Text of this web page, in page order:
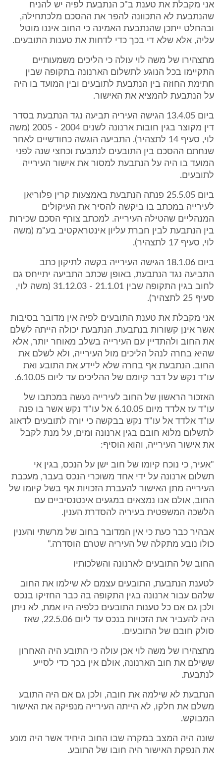
אני מקבלת את טענת ב"כ הנתבעת לפיה יש להניח
שהנתבעת לא התכוונה להפר את ההסכם מלכתחילה,
ובהחלט ייתכן שהנתבעת האמינה כי החוב איננו מוטל
עליה, אלא שלא די בכך כדי לדחות את טענות התובעים.
מתצהירו של משה לוי עולה כי הליכים משמעותיים
התקיימו בכל הנוגע לתשלום הארנונה בתקופה שבין
חתימת החוזה בין הנתבעת לתובעים ובין המועד בו היה
על הנתבעת להמציא את האישור.
ביום 13.4.05 הגישה העיריה תביעה נגד הנתבעת בסדר
דין מקוצר בגין חובות ארנונה לשנים 2004 - 2005 (משה
לוי, סעיף 14 לתצהיר). התביעה הוגשה כחודשיים לאחר
שנחתם ההסכם בין התובעים לנתבעת וכחצי שנה לפני
המועד בו היה על הנתבעת למסור את אישור העירייה
לתובעים.
ביום 25.5.05 פנתה הנתבעת באמצעות קרין פלוריאן
לעירייה במכתב בו ביקשה להסיר את העיקולים
המנהליים שהטילה העירייה. למכתב צורף הסכם שכירות
בין הנתבעת לבין חברת עליון אינטראקטיב בע"מ (משה
לוי, סעיף 17 לתצהיר).
ביום 18.1.06 הגישה העירייה בקשה לתיקון כתב
התביעה נגד הנתבעת, באופן שכתב התביעה יתייחס גם
לחוב בגין התקופה שבין 21.1.01 - 31.12.03 (משה לוי,
סעיף 25 לתצהיר).
אני מקבלת את טענת התובעים לפיה אין מדובר בסיבות
אשר אינן קשורות בנתבעת. הנתבעת יכולה הייתה לשלם
את החוב ולהתדיין עם העירייה בשלב מאוחר יותר, אלא
שהיא בחרה לנהל הליכים מול העירייה, ולא לשלם את
החוב. הנתבעת אף בחרה שלא ליידע את התובע ואת
עו"ד נקש על דבר קיומם של ההליכים עד ליום 6.10.05.
האזכור הראשון של החוב לעירייה נעשה במכתבו של
עו"ד עז אלדד מיום 6.10.05 אל עו"ד נקש אשר בו פנה
עו"ד אלדד אל עו"ד נקש בבקשה כי יורה לתובעים לדאוג
לתשלום מלוא חובם בגין ארנונה ומים, על מנת לקבל
את אישור העירייה, והוא הוסיף:
"אעיר, כי נוכח קיומו של חוב ישן על הנכס, בגין אי
תשלום ארנונה על ידי אחד משוכרי הנכס בעבר, מעכבת
העירייה מתן האישור להעברת הזכויות אף בשל קיומו של
החוב, אולם אנו נמצאים במגעים אינטנסיביים עם
הלשכה המשפטית בעיריה להסדרת הענין.
אבהיר כבר כעת כי אין המדובר בחוב של מרשתי והענין
כולו נובע מתקלה של העיריה שטרם הוסדרה."
החוב של התובעים לארנונה והשלכותיו
לטענת הנתבעת, התובעים עצמם לא שילמו את החוב
שלהם עבור ארנונה בגין התקופה בה כבר החזיקו בנכס
ולכן גם אם כל טענות התובעים כלפיה היו אמת, לא ניתן
היה להעביר את הזכויות בנכס עד ליום 22.5.06, שאז
סולק חובם של התובעים.
מתצהירו של משה לוי אכן עולה כי התובע היה האחרון
ששילם את חוב הארנונה, אולם אין בכך כדי לסייע
לנתבעת.
הנתבעת לא שילמה את חובה, ולכן גם אם היה התובע
משלם את חלקו, לא הייתה העירייה מנפיקה את האישור
המבוקש.
שונה היה המצב במקרה שבו החוב היחיד אשר היה מונע
את הנפקת האישור היה חובו של התובע.